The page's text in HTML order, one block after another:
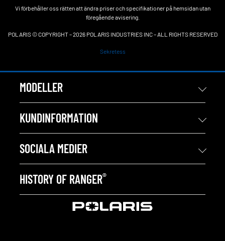
Vi förbehåller oss rätten att ändra priser och specifikationer på hemsidan utan
föregående avisering.
POLARIS © COPYRIGHT – 2026 POLARIS INDUSTRIES INC – ALL RIGHTS RESERVED
Sekretess
MODELLER
KUNDINFORMATION
SOCIALA MEDIER
HISTORY OF RANGER®